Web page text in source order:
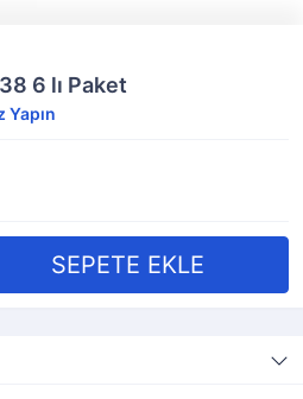
6 lı Paket
Yapın